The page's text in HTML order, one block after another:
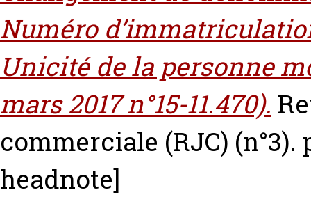
Numéro
Unicité de la personne
mars 2017 n°15-11.470).
commerciale (RJC) (n°3).
headnote]